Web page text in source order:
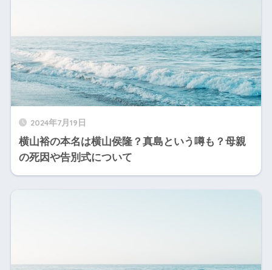
2024年7月19日
横山裕の本名は横山侯隆？真島という噂も？母親
の死因や告別式について